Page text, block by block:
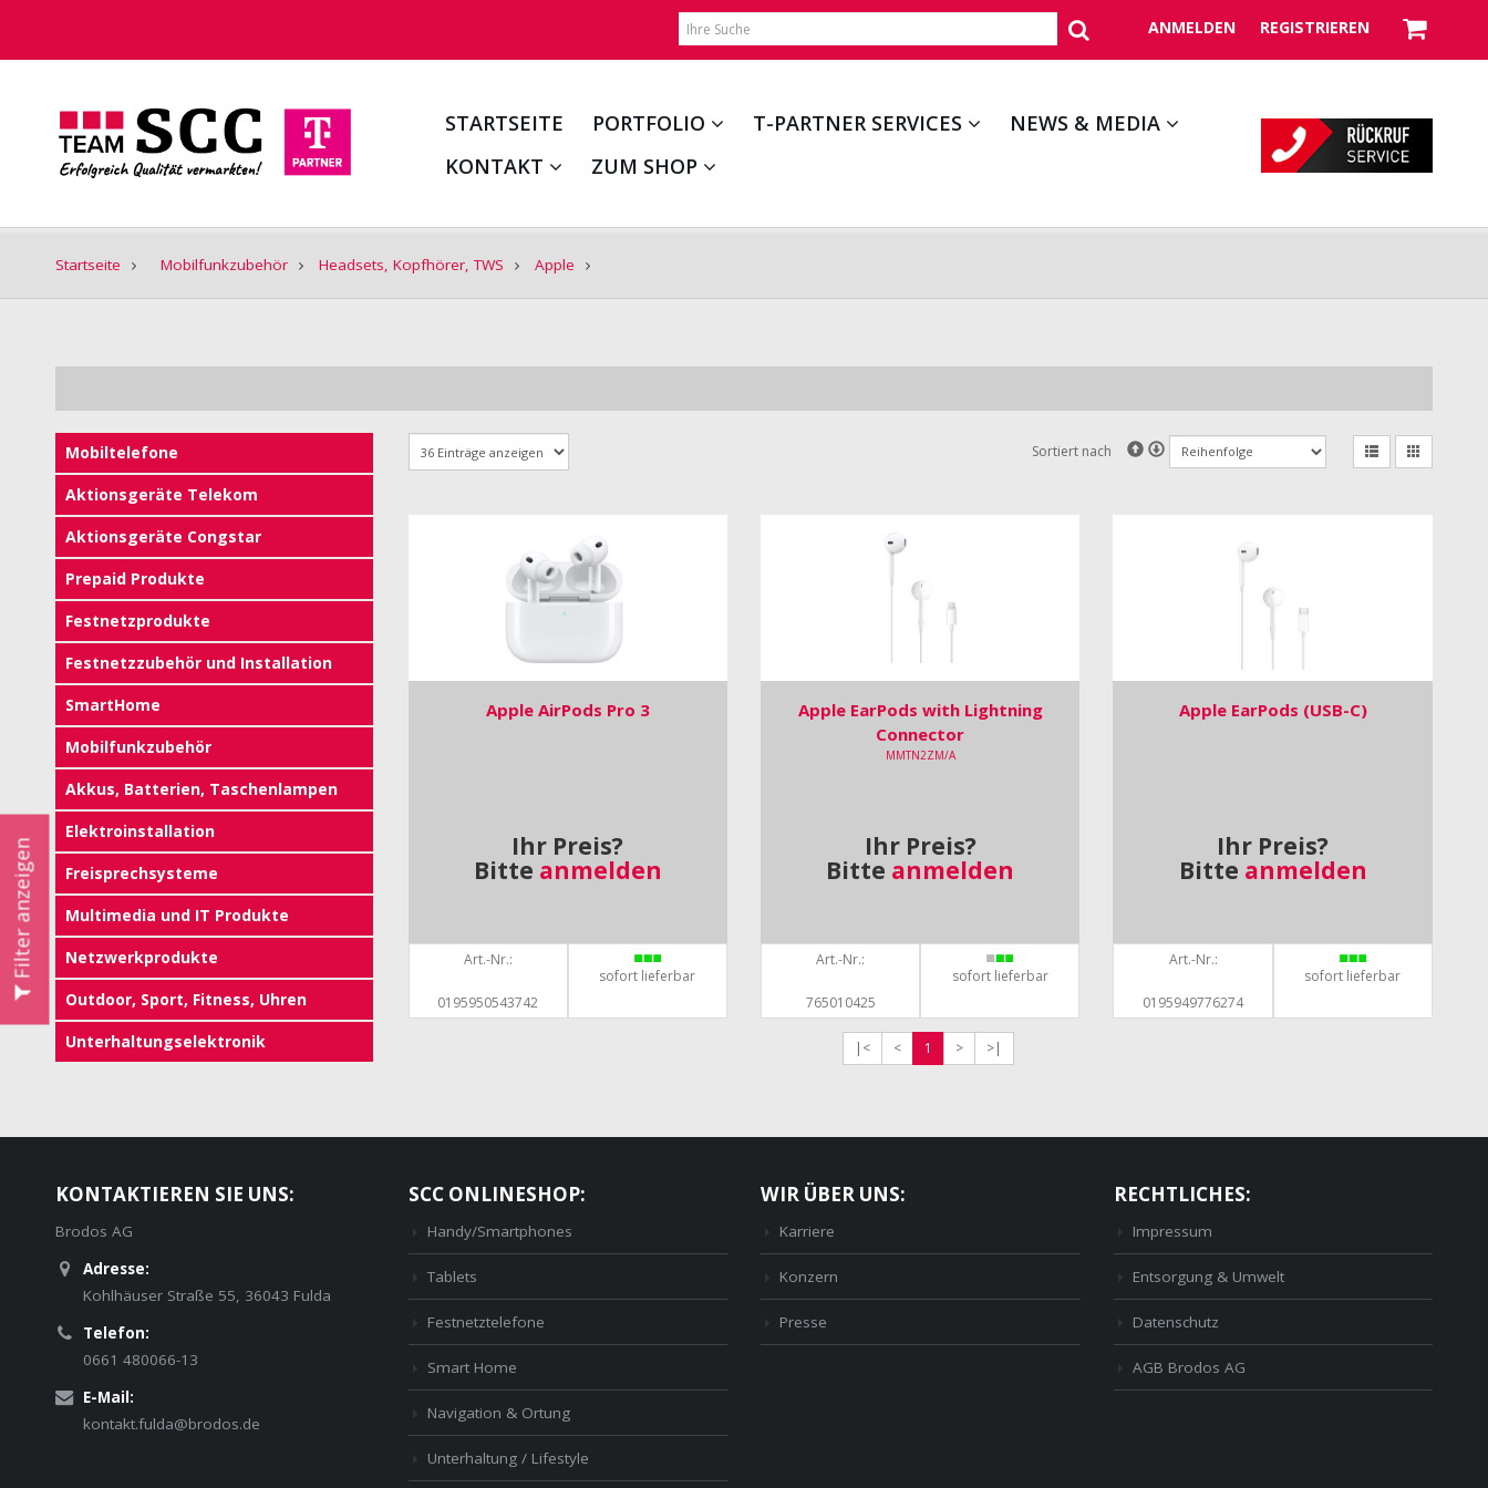
ANMELDEN REGISTRIEREN
STARTSEITE PORTFOLIO T-PARTNER SERVICES
NEWS & MEDIA
KONTAKT
ZUM SHOP
Startseite Mobilfunkzubehör Headsets, Kopfhörer, TWS Apple
Filter anzeigen
Mobiltelefone
Aktionsgeräte Telekom
Aktionsgeräte Congstar
Prepaid Produkte
Festnetzprodukte
Festnetzzubehör und Installation
SmartHome
Mobilfunkzubehör
Akkus, Batterien, Taschenlampen
Elektroinstallation
Freisprechsysteme
Multimedia und IT Produkte
Netzwerkprodukte
Outdoor, Sport, Fitness, Uhren
Unterhaltungselektronik
Sortiert nach
Apple AirPods Pro 3
Ihr Preis?
Bitte anmelden
Art.-Nr.:
0195950543742
sofort lieferbar
Apple EarPods with Lightning
Connector
MMTN2ZM/A
Ihr Preis?
Bitte anmelden
Art.-Nr.:
765010425
sofort lieferbar
Apple EarPods (USB-C)
Ihr Preis?
Bitte anmelden
Art.-Nr.:
0195949776274
sofort lieferbar
|< < 1 > >|
KONTAKTIEREN SIE UNS:
Brodos AG
Adresse:
Kohlhäuser Straße 55, 36043 Fulda
Telefon:
0661 480066-13
E-Mail:
kontakt.fulda@brodos.de
SCC ONLINESHOP:
Handy/Smartphones
Tablets
Festnetztelefone
Smart Home
Navigation & Ortung
Unterhaltung / Lifestyle
WIR ÜBER UNS:
Karriere
Konzern
Presse
RECHTLICHES:
Impressum
Entsorgung & Umwelt
Datenschutz
AGB Brodos AG